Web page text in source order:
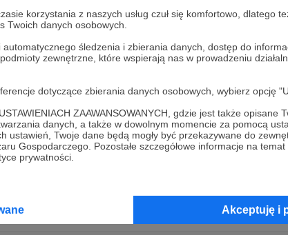
korzystania z naszych usług czuł się komfortowo, dlatego
Twoich danych osobowych.
śledzenia i zbierania danych, dostęp do
zewnętrzne, które wspierają nas w prowadzeniu
dotyczące zbierania danych osobowych, wybierz opcję
ZAAWANSOWANYCH, gdzie jest także opisane
danych, a także w dowolnym momencie za pomocą
ustawień, Twoje dane będą mogły być przekazywane do
Gospodarczego. Pozostałe szczegółowe informacje na
prywatności.
Akceptuję i
Dołącz do grona Patronów!
Wesprzyj działalność Autora
Zostań Patronem